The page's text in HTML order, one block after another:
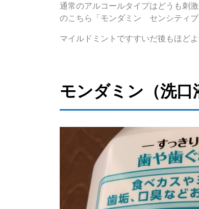
通常のアルコールタイプはどうも刺
のこちら「モンダミン センシティブ
マイルドミントですすいだ後もほど
モンダミン（洗口